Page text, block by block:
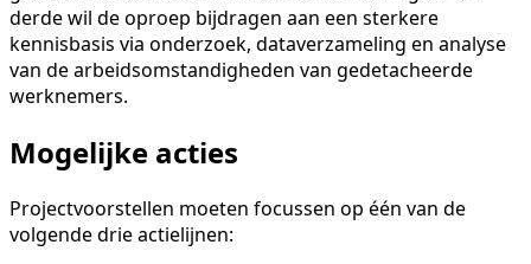
derde wil de oproep bijdragen aan een sterkere
kennisbasis via onderzoek, dataverzameling en analyse
van de arbeidsomstandigheden van gedetacheerde
werknemers.
Mogelijke acties
Projectvoorstellen moeten focussen op één van de
volgende drie actielijnen: